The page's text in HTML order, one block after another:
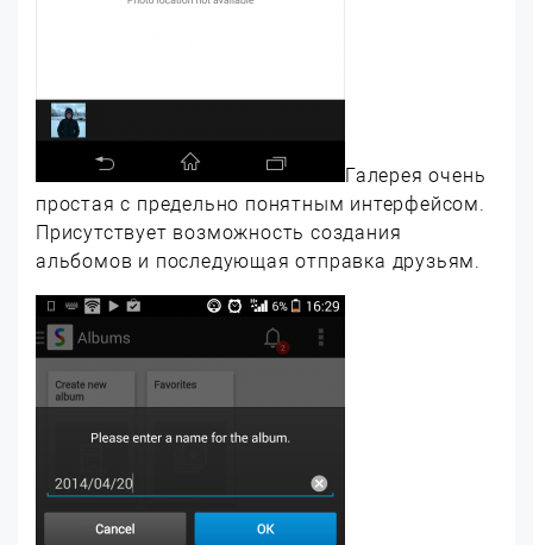
Галерея очень
простая с предельно понятным интерфейсом.
Присутствует возможность создания
альбомов и последующая отправка друзьям.